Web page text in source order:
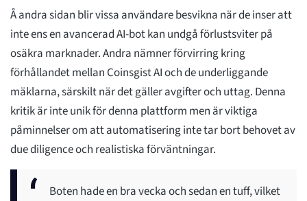
Å andra sidan blir vissa användare besvikna när de inser att
inte ens en avancerad AI-bot kan undgå förlustsviter på
osäkra marknader. Andra nämner förvirring kring
förhållandet mellan Coinsgist AI och de underliggande
mäklarna, särskilt när det gäller avgifter och uttag. Denna
kritik är inte unik för denna plattform men är viktiga
påminnelser om att automatisering inte tar bort behovet av
due diligence och realistiska förväntningar.
Boten hade en bra vecka och sedan en tuff, vilket